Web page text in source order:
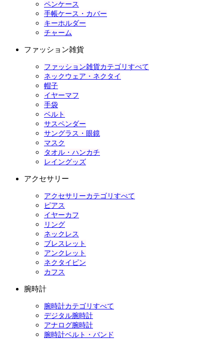
ペンケース
手帳ケース・カバー
キーホルダー
チャーム
ファッション雑貨
ファッション雑貨カテゴリすべて
ネックウェア・ネクタイ
帽子
イヤーマフ
手袋
ベルト
サスペンダー
サングラス・眼鏡
マスク
タオル・ハンカチ
レイングッズ
アクセサリー
アクセサリーカテゴリすべて
ピアス
イヤーカフ
リング
ネックレス
ブレスレット
アンクレット
ネクタイピン
カフス
腕時計
腕時計カテゴリすべて
デジタル腕時計
アナログ腕時計
腕時計ベルト・バンド